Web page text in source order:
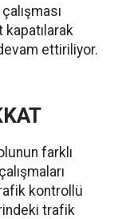
ettiriliyor.
farklı
kontrollü
trafik